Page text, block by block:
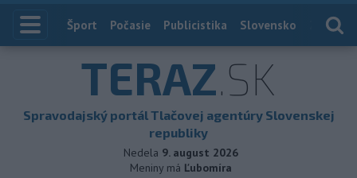
Index
Šport Počasie Publicistika Slovensko
TERAZ.SK
Spravodajský portál Tlačovej agentúry Slovenskej
republiky
Nedela 9. august 2026
Meniny má Ľubomíra